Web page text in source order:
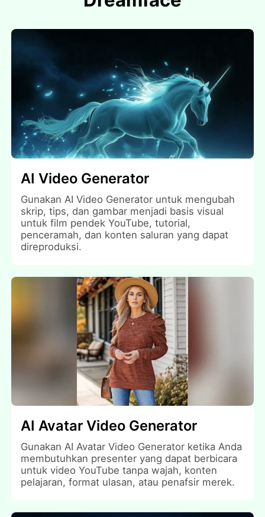
AI Video Generator
Gunakan AI Video Generator untuk mengubah
skrip, tips, dan gambar menjadi basis visual
untuk film pendek YouTube, tutorial,
penceramah, dan konten saluran yang dapat
direproduksi.
AI Avatar Video Generator
Gunakan AI Avatar Video Generator ketika Anda
membutuhkan presenter yang dapat berbicara
untuk video YouTube tanpa wajah, konten
pelajaran, format ulasan, atau penafsir merek.